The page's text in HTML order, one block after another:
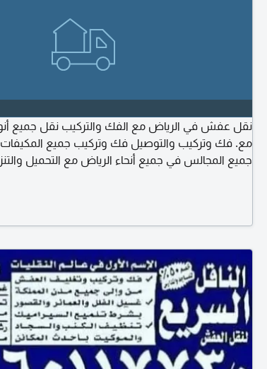
نقل عفش في الرياض مع الفك والتركيب نقل جميع
مع. فك وتركيب والتوصيل فك وتركيب جميع
جميع المجالس في جميع أنحاء الرياض مع التحميل
ريال المكيف الوحدة